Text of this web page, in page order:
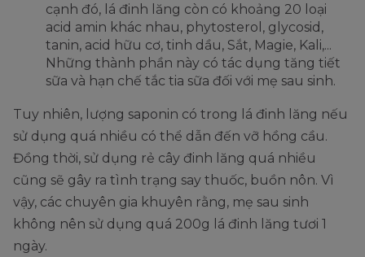
cạnh đó, lá đinh lăng còn có khoảng 20 loại
acid amin khác nhau, phytosterol, glycosid,
tanin, acid hữu cơ, tinh dầu, Sắt, Magie, Kali,...
Những thành phần này có tác dụng tăng tiết
sữa và hạn chế tắc tia sữa đối với mẹ sau sinh.
Tuy nhiên, lượng saponin có trong lá đinh lăng nếu
sử dụng quá nhiều có thể dẫn đến vỡ hồng cầu.
Đồng thời, sử dụng rẻ cây đinh lăng quá nhiều
cũng sẽ gây ra tình trạng say thuốc, buồn nôn. Vì
vậy, các chuyên gia khuyên rằng, mẹ sau sinh
không nên sử dụng quá 200g lá đinh lăng tươi 1
ngày.